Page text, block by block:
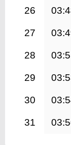
26
27
28
29
30
31